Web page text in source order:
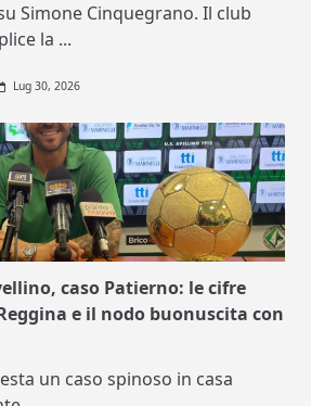
Simone Cinquegrano. Il club
la ...
Lug 30, 2026
caso Patierno: le cifre
e il nodo buonuscita con
un caso spinoso in casa